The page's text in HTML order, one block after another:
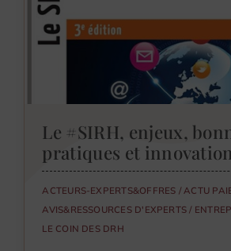
Le #SIRH, enjeux,
pratiques et
ACTEURS-EXPERTS&OFFRES / ACTU
AVIS&RESSOURCES D'EXPERTS /
LE COIN DES DRH